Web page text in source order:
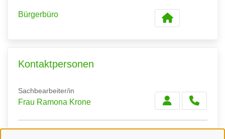
Bürgerbüro
Kontaktpersonen
Sachbearbeiter/in
Frau Ramona Krone